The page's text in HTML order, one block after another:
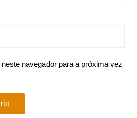
navegador para a próxima vez